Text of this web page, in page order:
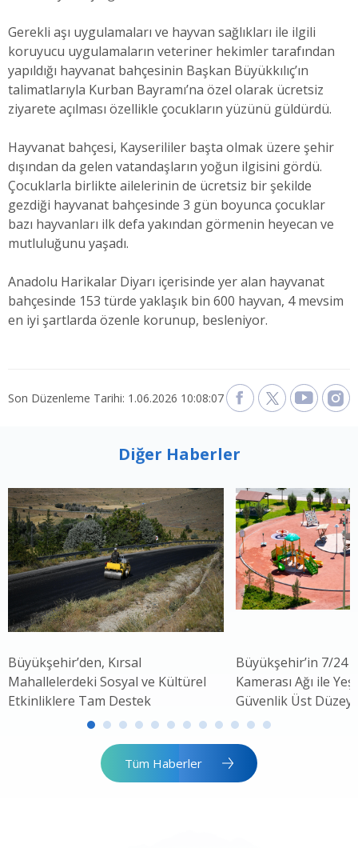
Gerekli aşı uygulamaları ve hayvan sağlıkları ile ilgili
koruyucu uygulamaların veteriner hekimler tarafından
yapıldığı hayvanat bahçesinin Başkan Büyükkılıç’ın
talimatlarıyla Kurban Bayramı’na özel olarak ücretsiz
ziyarete açılması özellikle çocukların yüzünü güldürdü.
Hayvanat bahçesi, Kayserililer başta olmak üzere şehir
dışından da gelen vatandaşların yoğun ilgisini gördü.
Çocuklarla birlikte ailelerinin de ücretsiz bir şekilde
gezdiği hayvanat bahçesinde 3 gün boyunca çocuklar
bazı hayvanları ilk defa yakından görmenin heyecan ve
mutluluğunu yaşadı.
Anadolu Harikalar Diyarı içerisinde yer alan hayvanat
bahçesinde 153 türde yaklaşık bin 600 hayvan, 4 mevsim
en iyi şartlarda özenle korunup, besleniyor.
Son Düzenleme Tarihi: 1.06.2026 10:08:07
Diğer Haberler
Büyükşehir’den, Kırsal
Mahallelerdeki Sosyal ve Kültürel
Etkinliklere Tam Destek
Büyükşehir’in 7/24
Kamerası Ağı ile
Güvenlik Üst
Tüm Haberler